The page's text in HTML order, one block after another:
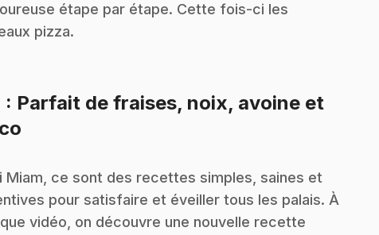
étape par étape. Cette fois-ci les
pizza.
: Parfait de fraises, noix, avoine et
Miam, ce sont des recettes simples, saines et
pour satisfaire et éveiller tous les palais. À
vidéo, on découvre une nouvelle recette